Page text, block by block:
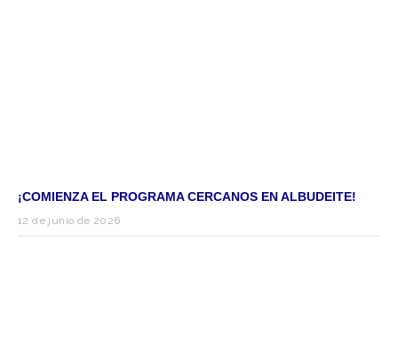
¡COMIENZA EL PROGRAMA CERCANOS EN ALBUDEITE!
12 de junio de 2026